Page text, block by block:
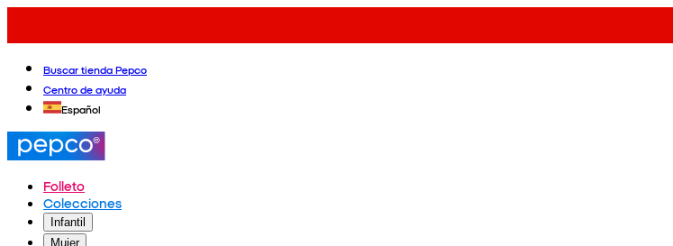
Buscar tienda Pepco
Centro de ayuda
Español
Folleto
Colecciones
Infantil
Mujer